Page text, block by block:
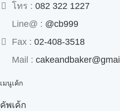
โทร : 082 322 1227
Line@ : @cb999
Fax : 02-408-3518
Mail :
เมนูเค้ก
คัพเค้ก